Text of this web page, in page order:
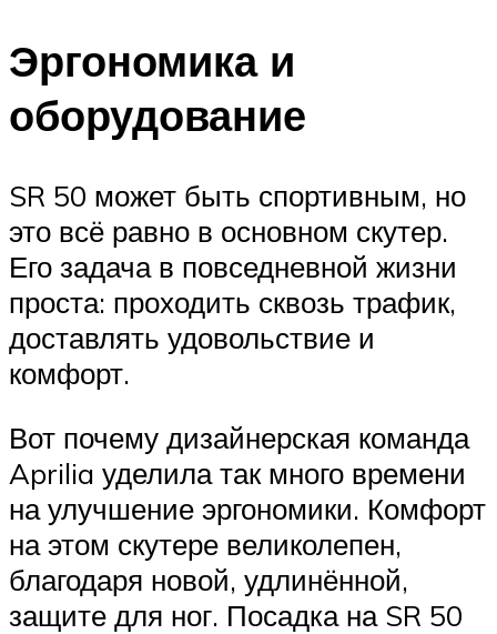
Эргономика и
оборудование
SR 50 может быть спортивным, но
это всё равно в основном скутер.
Его задача в повседневной жизни
проста: проходить сквозь трафик,
доставлять удовольствие и
комфорт.
Вот почему дизайнерская команда
Aprilia уделила так много времени
на улучшение эргономики. Комфорт
на этом скутере великолепен,
благодаря новой, удлинённой,
защите для ног. Посадка на SR 50